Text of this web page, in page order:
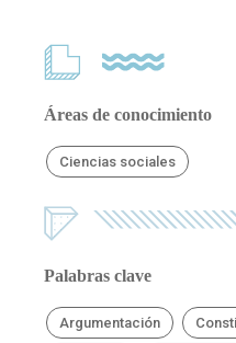
Áreas de conocimiento
Ciencias sociales
Palabras clave
Argumentación